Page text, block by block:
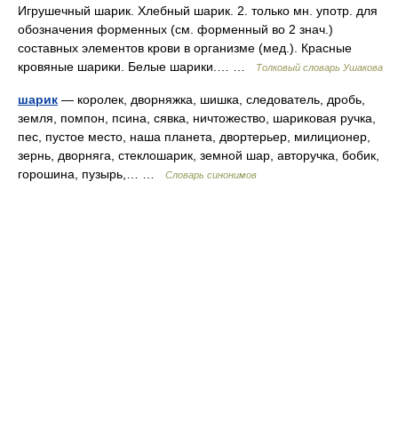
Игрушечный шарик. Хлебный шарик. 2. только мн. употр. для
обозначения форменных (см. форменный во 2 знач.)
составных элементов крови в организме (мед.). Красные
кровяные шарики. Белые шарики.… …
Толковый словарь Ушакова
шарик — королек, дворняжка, шишка, следователь, дробь,
земля, помпон, псина, сявка, ничтожество, шариковая ручка,
пес, пустое место, наша планета, двортерьер, милиционер,
зернь, дворняга, стеклошарик, земной шар, авторучка, бобик,
горошина, пузырь,… …
Словарь синонимов